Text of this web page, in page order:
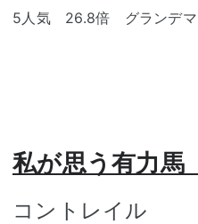
5人気 26.8倍 グランデ
私が思う有力
コントレイル